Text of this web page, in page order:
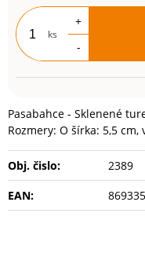
ks
+
-
Pasabahce - Sklenené
Rozmery: O šírka: 5,5 cm,
Obj. čislo:
2389
EAN: